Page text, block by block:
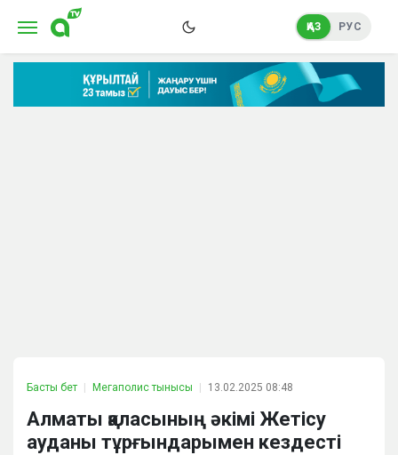
ҚАЗ РУС
Басты бет Мегаполис тынысы 13.02.2025 08:48
Алматы қаласының әкімі Жетісу
ауданы тұрғындарымен кездесті